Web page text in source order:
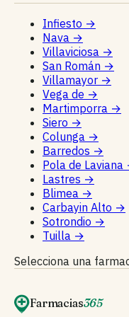
Infiesto →
Nava →
Villaviciosa →
San Román →
Villamayor →
Vega de →
Martimporra →
Siero →
Colunga →
Barredos →
Pola de Laviana
Lastres →
Blimea →
Carbayin Alto →
Sotrondio →
Tuilla →
Selecciona una
Farmacias365